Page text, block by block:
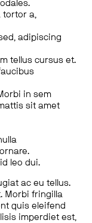
tortor a,
adipiscing
tellus cursus et.
in sem
sit amet
leo dui.
ac eu tellus.
Morbi fringilla
quis eleifend
imperdiet est,